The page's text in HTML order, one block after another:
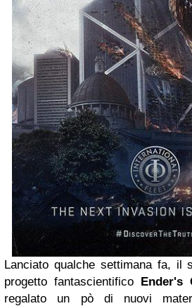
Lanciato qualche settimana fa, il
progetto fantascientifico Ender's
regalato un pò di nuovi